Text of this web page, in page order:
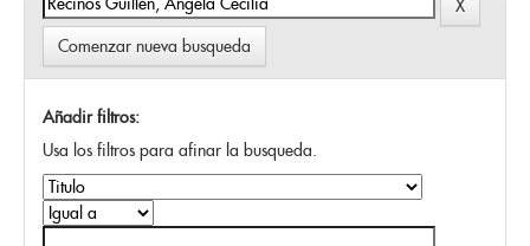
Comenzar nueva busqueda
Añadir filtros:
Usa los filtros para afinar la busqueda.